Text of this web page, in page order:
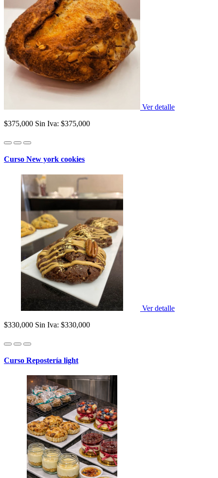
Ver detalle
$375,000 Sin Iva: $375,000
Curso New york cookies
Ver detalle
$330,000 Sin Iva: $330,000
Curso Repostería light